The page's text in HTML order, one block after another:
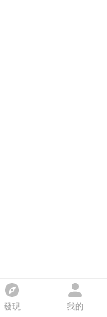
發現 我的